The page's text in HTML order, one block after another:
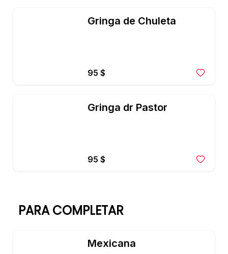
Gringa de Chuleta
95 $
Gringa dr Pastor
95 $
PARA COMPLETAR
Mexicana